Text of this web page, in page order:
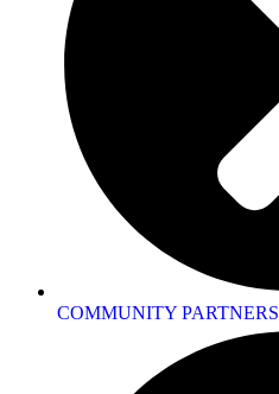
COMMUNITY PARTNERS